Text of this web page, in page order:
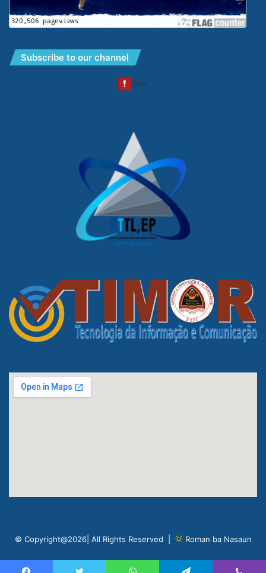
Subscribe to our channel
© Copyright@2026| All Rights Reserved | Roman ba Nasaun